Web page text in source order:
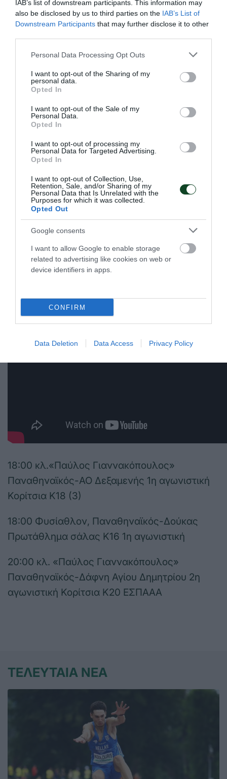
IAB’s list of downstream participants. This information may
also be disclosed by us to third parties on the IAB’s List of
Downstream Participants that may further disclose it to other
Please note that this website/app uses one or more Google
not limited to your visit or usage behaviour. You may click to
grant or deny consent to Google and its third-party tags to
use your data for below specified purposes in below Google
consent section.
Personal Data Processing Opt Outs
I want to opt-out of the Sharing of my
personal data.
Opted In
I want to opt-out of the Sale of my
Personal Data.
Opted In
I want to opt-out of processing my
Personal Data for Targeted Advertising.
Opted In
I want to opt-out of Collection, Use,
Retention, Sale, and/or Sharing of my
Personal Data that Is Unrelated with the
Purposes for which it was collected.
Opted Out
Google consents
I want to allow Google to enable storage
related to advertising like cookies on web or
device identifiers in apps.
CONFIRM
Data Deletion Data Access Privacy Policy
Παναθηναϊκός 4η αγωνιστική ποδόσφαιρο
σάλας ανδρών
16:00 Σεράφειο, Παναθηναϊκός-ΝΟ Πατρών
1η αγωνιστική Α1 πόλο (Live streaming ΚΟΕ)
17:00 Ρουφ, Παναθηναϊκός-Αγία Παρασκευή
2η αγωνιστική πρωταθλήματος ποδοσφαίρου
18:00 κλ.«Παύλος Γιαννακόπουλος»
Παναθηναϊκός-ΑΟ Δεξαμενής 1η αγωνιστική
Κορίτσια Κ18 (3)
18:00 Φυσίαθλον, Παναθηναϊκός-Δούκας
Πρωτάθλημα σάλας Κ16 1η αγωνιστική
20:00 κλ. «Παύλος Γιαννακόπουλος»
Παναθηναϊκός-Δάφνη Αγίου Δημητρίου 2η
αγωνιστική Κορίτσια Κ20 ΕΣΠΑΑΑ
ΤΕΛΕΥΤΑΙΑ ΝΕΑ